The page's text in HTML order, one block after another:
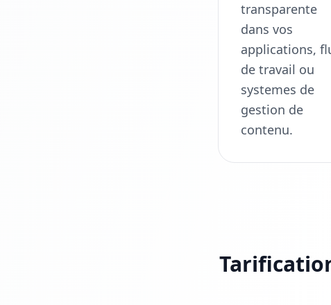
transparente
dans vos
applications,
de travail ou
systemes de
gestion de
contenu.